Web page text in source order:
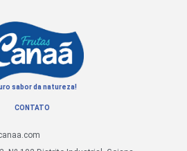
sabor da natureza!
CONTATO